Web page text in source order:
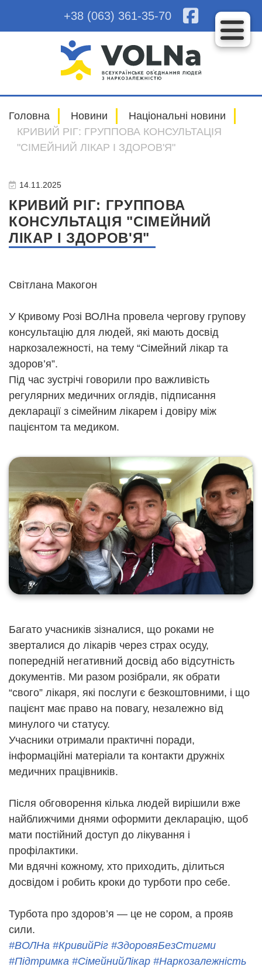
+38 (063) 361-35-70
Головна Новини
Національні новини
КРИВИЙ РІГ: ГРУППОВА КОНСУЛЬТАЦІЯ
"СІМЕЙНИЙ ЛІКАР І ЗДОРОВ'Я"
14.11.2025
КРИВИЙ РІГ: ГРУППОВА
КОНСУЛЬТАЦІЯ "СІМЕЙНИЙ
ЛІКАР І ЗДОРОВ'Я"
Світлана Макогон
У Кривому Розі ВОЛНа провела чергову групову
консультацію для людей, які мають досвід
наркозалежності, на тему “Сімейний лікар та
здоров’я”.
Під час зустрічі говорили про важливість
регулярних медичних оглядів, підписання
декларації з сімейним лікарем і довіру між
пацієнтом та медиком.
Багато учасників зізналися, що роками не
зверталися до лікарів через страх осуду,
попередній негативний досвід або відсутність
документів. Ми разом розібрали, як обрати
“свого” лікаря, які послуги є безкоштовними, і що
пацієнт має право на повагу, незалежно від
минулого чи статусу.
Учасники отримали практичні поради,
інформаційні матеріали та контакти дружніх
медичних працівників.
Після обговорення кілька людей вирішили вже
найближчими днями оформити декларацію, щоб
мати постійний доступ до лікування і
профілактики.
Ми вдячні кожному, хто приходить, ділиться
досвідом і робить кроки до турботи про себе.
Турбота про здоров’я — це не сором, а прояв
сили.
#ВОЛНа #КривийРіг #ЗдоровяБезСтигми
#Підтримка #СімейнийЛікар #Наркозалежність